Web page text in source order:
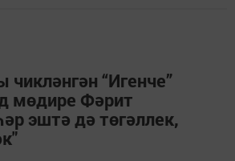
“Игенче”
мөдире Фәрит
эштә дә төгәллек,